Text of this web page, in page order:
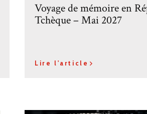
Voyage de mémoire en
Tchèque – Mai 2027
Lire l'article